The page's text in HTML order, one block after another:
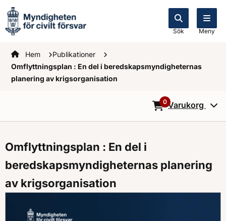
Sök Meny
Startsidan
Hem
Publikationer
Omflyttningsplan : En del i beredskapsmyndigheternas
planering av krigsorganisation
0Varukorg
Omflyttningsplan : En del i
beredskapsmyndigheternas planering
av krigsorganisation